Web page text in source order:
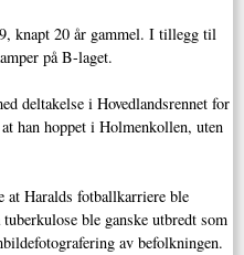
knapt 20 år gammel. I tillegg til
på B-laget.
deltakelse i Hovedlandsrennet for
han hoppet i Holmenkollen, uten
at Haralds fotballkarriere ble
ble ganske utbredt som
av befolkningen.